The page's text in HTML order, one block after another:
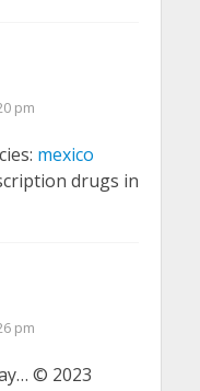
pm
mexico
drugs in
pm
© 2023